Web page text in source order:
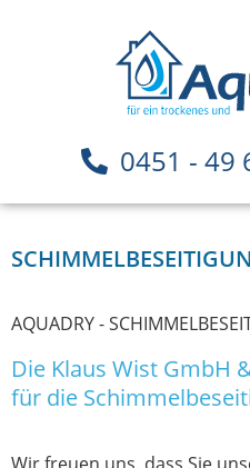
0451 - 49
AQUADRY -
Die Klaus Wist GmbH
für die